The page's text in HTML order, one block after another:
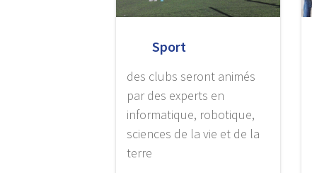
Sport
des clubs seront animés
par des experts en
informatique, robotique,
sciences de la vie et de la
terre